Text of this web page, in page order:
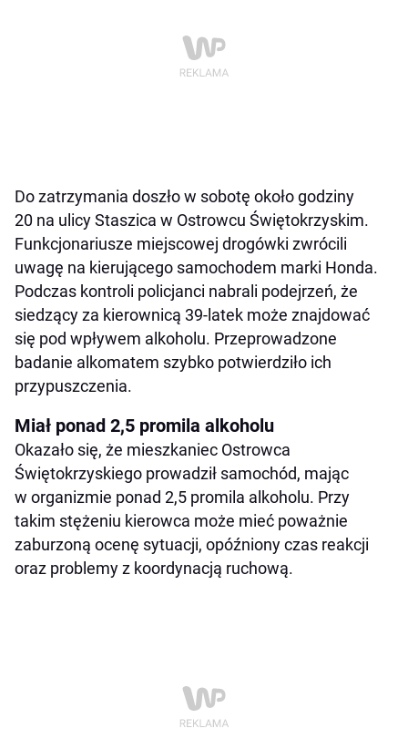
Do zatrzymania doszło w sobotę około godziny
20 na ulicy Staszica w Ostrowcu Świętokrzyskim.
Funkcjonariusze miejscowej drogówki zwrócili
uwagę na kierującego samochodem marki Honda.
Podczas kontroli policjanci nabrali podejrzeń, że
siedzący za kierownicą 39-latek może znajdować
się pod wpływem alkoholu. Przeprowadzone
badanie alkomatem szybko potwierdziło ich
przypuszczenia.
Miał ponad 2,5 promila alkoholu
Okazało się, że mieszkaniec Ostrowca
Świętokrzyskiego prowadził samochód, mając
w organizmie ponad 2,5 promila alkoholu. Przy
takim stężeniu kierowca może mieć poważnie
zaburzoną ocenę sytuacji, opóźniony czas reakcji
oraz problemy z koordynacją ruchową.